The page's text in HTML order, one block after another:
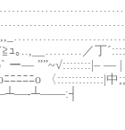
｡..,__………／丁
ー―
ﾆﾆﾆo 〈:::::::::::::|